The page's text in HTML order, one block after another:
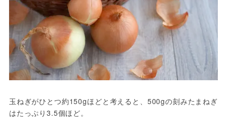
玉ねぎがひとつ約150gほどと考えると、500gの刻みたまねぎ
はたっぷり3.5個ほど。